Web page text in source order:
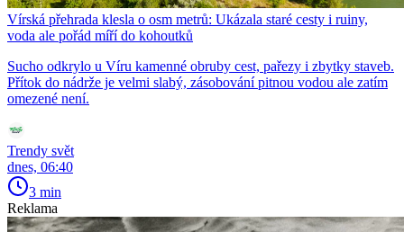
Vírská přehrada klesla o osm metrů: Ukázala staré cesty i ruiny,
voda ale pořád míří do kohoutků
Sucho odkrylo u Víru kamenné obruby cest, pařezy i zbytky staveb.
Přítok do nádrže je velmi slabý, zásobování pitnou vodou ale zatím
omezené není.
Trendy svět
dnes, 06:40
3 min
Reklama